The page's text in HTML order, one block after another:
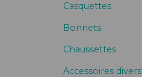
Casquettes
Bonnets
Chaussettes
Accessoires divers